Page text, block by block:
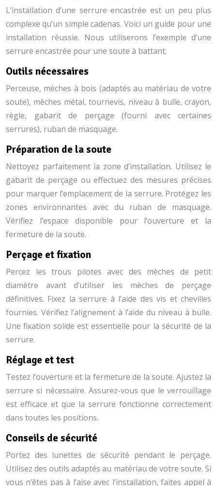
L’installation d’une serrure encastrée est un peu plus
complexe qu’un simple cadenas. Voici un guide pour une
installation réussie. Nous utiliserons l’exemple d’une
serrure encastrée pour une soute à battant.
Outils nécessaires
Perceuse, mèches à bois (adaptés au matériau de votre
soute), mèches métal, tournevis, niveau à bulle, crayon,
règle, gabarit de perçage (fourni avec certaines
serrures), ruban de masquage.
Préparation de la soute
Nettoyez parfaitement la zone d’installation. Utilisez le
gabarit de perçage ou effectuez des mesures précises
pour marquer l’emplacement de la serrure. Protégez les
zones environnantes avec du ruban de masquage.
Vérifiez l’espace disponible pour l’ouverture et la
fermeture de la soute.
Perçage et fixation
Percez les trous pilotes avec des mèches de petit
diamètre avant d’utiliser les mèches de perçage
définitives. Fixez la serrure à l’aide des vis et chevilles
fournies. Vérifiez l’alignement à l’aide du niveau à bulle.
Une fixation solide est essentielle pour la sécurité de la
serrure.
Réglage et test
Testez l’ouverture et la fermeture de la soute. Ajustez la
serrure si nécessaire. Assurez-vous que le verrouillage
est efficace et que la serrure fonctionne correctement
dans toutes les positions.
Conseils de sécurité
Portez des lunettes de sécurité pendant le perçage.
Utilisez des outils adaptés au matériau de votre soute. Si
vous n’êtes pas à l’aise avec l’installation, faites appel à